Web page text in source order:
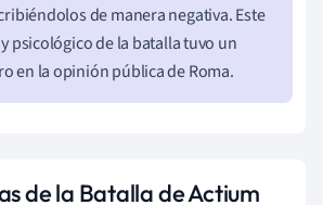
de manera negativa. Este
psicológico de la batalla tuvo un
en la opinión pública de Roma.
de la Batalla de Actium